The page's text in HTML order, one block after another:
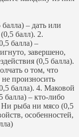
– дать или
балл). 2.
балла) –
завершено,
(0,5 балла).
о том, что
произносить
балла). 4. Маковой
балла) – кто-либо
Ни рыба ни мясо (0,5
особенностей,